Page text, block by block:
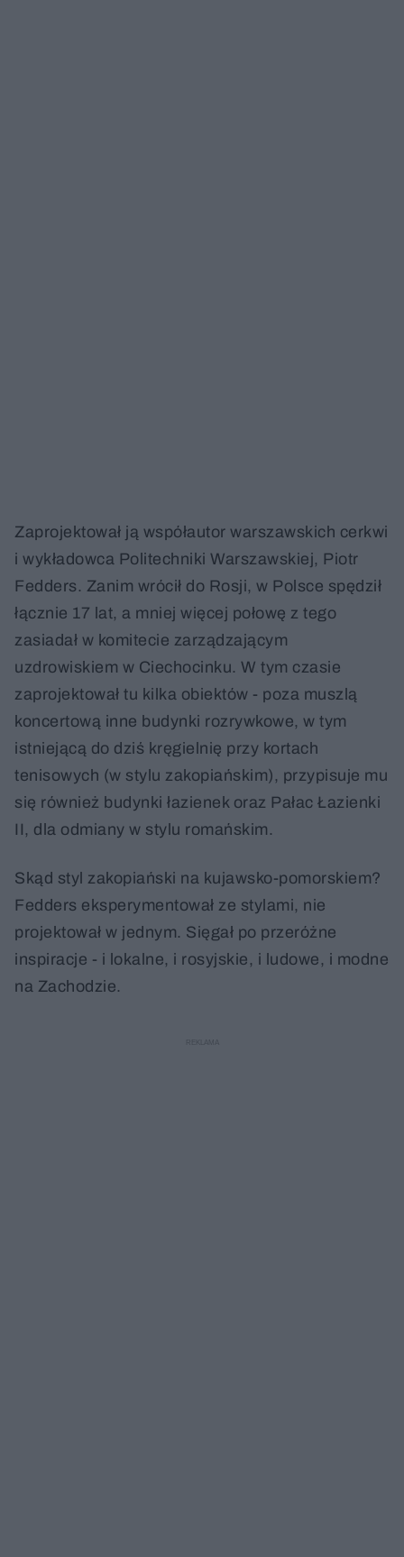
Zaprojektował ją współautor warszawskich cerkwi
i wykładowca Politechniki Warszawskiej, Piotr
Fedders. Zanim wrócił do Rosji, w Polsce spędził
łącznie 17 lat, a mniej więcej połowę z tego
zasiadał w komitecie zarządzającym
uzdrowiskiem w Ciechocinku. W tym czasie
zaprojektował tu kilka obiektów - poza muszlą
koncertową inne budynki rozrywkowe, w tym
istniejącą do dziś kręgielnię przy kortach
tenisowych (w stylu zakopiańskim), przypisuje mu
się również budynki łazienek oraz Pałac Łazienki
II, dla odmiany w stylu romańskim.
Skąd styl zakopiański na kujawsko-pomorskiem?
Fedders eksperymentował ze stylami, nie
projektował w jednym. Sięgał po przeróżne
inspiracje - i lokalne, i rosyjskie, i ludowe, i modne
na Zachodzie.